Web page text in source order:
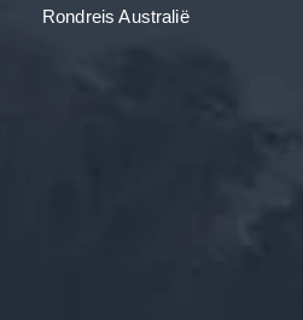
Rondreis Australië